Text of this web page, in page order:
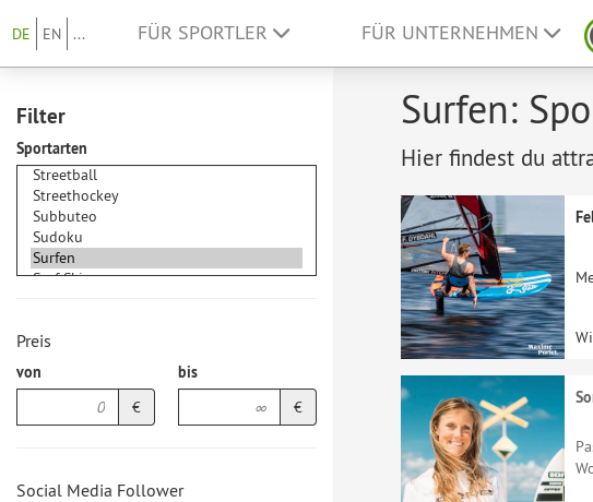
DE EN ... FÜR SPORTLER FÜR UNTERNEHMEN
Filter
Sportarten
Preis
von
€
bis
€
Social Media Follower
Surfen:
Hier findest du